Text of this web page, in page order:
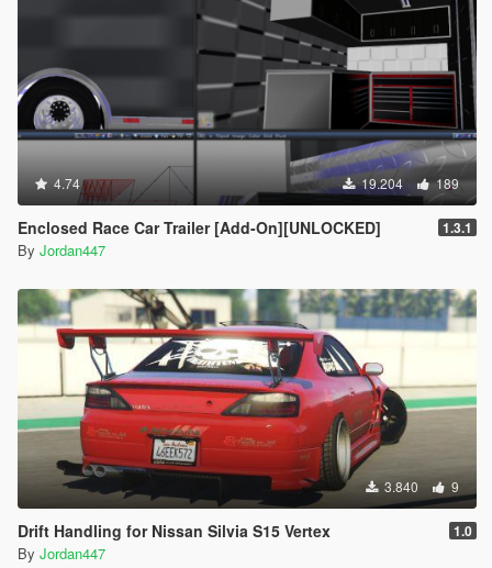
4.74 19.204 189
Enclosed Race Car Trailer [Add-On][UNLOCKED] 1.3.1
By Jordan447
3.840 9
Drift Handling for Nissan Silvia S15 Vertex 1.0
By Jordan447